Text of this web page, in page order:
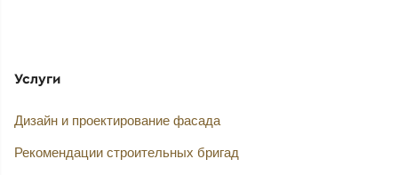
Услуги
Дизайн и проектирование фасада
Рекомендации строительных бригад